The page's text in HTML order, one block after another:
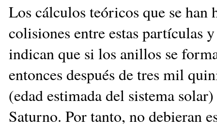
Los cálculos teóricos que se han
colisiones entre estas partículas
indican que si los anillos se
entonces después de tres mil
(edad estimada del sistema
Saturno. Por tanto, no debieran